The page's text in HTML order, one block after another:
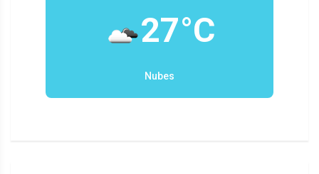
27°C
Nubes